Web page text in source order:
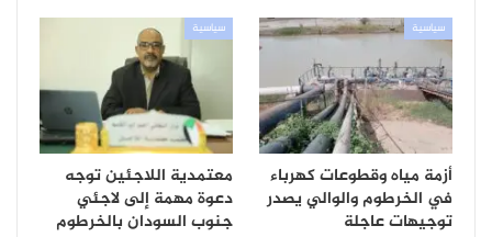
سياسية
أزمة مياه وقطوعات كهرباء
في الخرطوم والوالي يصدر
توجيهات عاجلة
سياسية
معتمدية اللاجئين توجه
دعوة مهمة إلى لاجئي
جنوب السودان بالخرطوم